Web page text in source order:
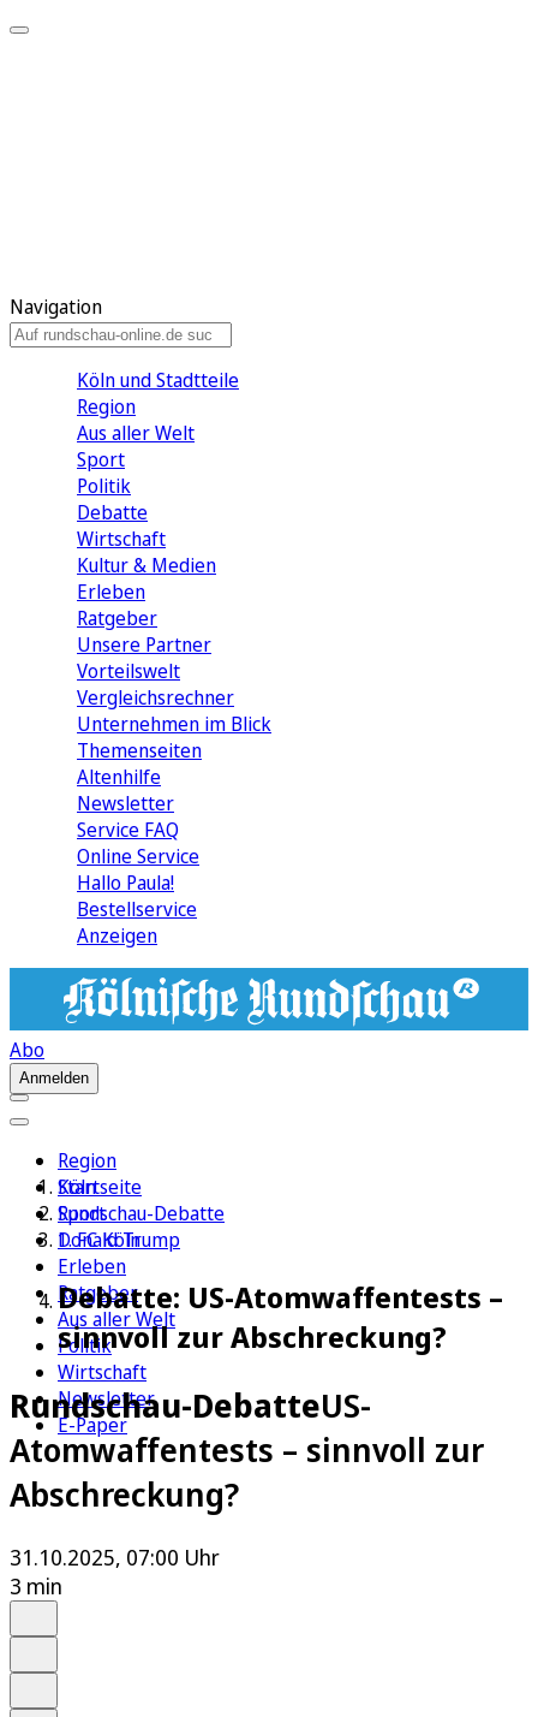
Navigation
Köln und Stadtteile
Region
Aus aller Welt
Sport
Politik
Debatte
Wirtschaft
Kultur & Medien
Erleben
Ratgeber
Unsere Partner
Vorteilswelt
Vergleichsrechner
Unternehmen im Blick
Themenseiten
Altenhilfe
Newsletter
Service FAQ
Online Service
Hallo Paula!
Bestellservice
Anzeigen
Abo
Anmelden
Region
Köln
Sport
1. FC Köln
Erleben
Ratgeber
Aus aller Welt
Politik
Wirtschaft
Newsletter
E-Paper
Startseite
Rundschau-Debatte
Donald Trump
Debatte: US-Atomwaffentests –
sinnvoll zur Abschreckung?
Rundschau-DebatteUS-
Atomwaffentests – sinnvoll zur
Abschreckung?
31.10.2025, 07:00 Uhr
3 min